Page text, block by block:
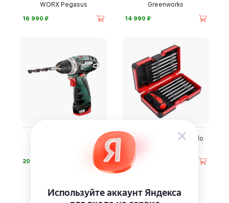
WORX Pegasus
16 990 ⃏
Greenworks
14 990 ⃏
20 490
Торцевая отвертка Felo
11 840